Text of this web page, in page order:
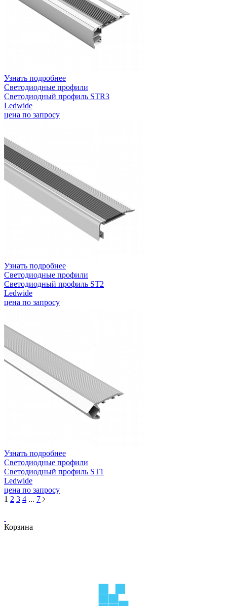
Узнать подробнее
Светодиодные профили
Светодиодный профиль STR3
Ledwide
цена по запросу
Узнать подробнее
Светодиодные профили
Светодиодный профиль ST2
Ledwide
цена по запросу
Узнать подробнее
Светодиодные профили
Светодиодный профиль ST1
Ledwide
цена по запросу
1 2 3 4 ... 7
Корзина